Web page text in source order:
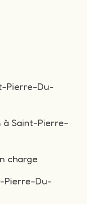
Pierre-Du-
à Saint-Pierre-
charge
Pierre-Du-